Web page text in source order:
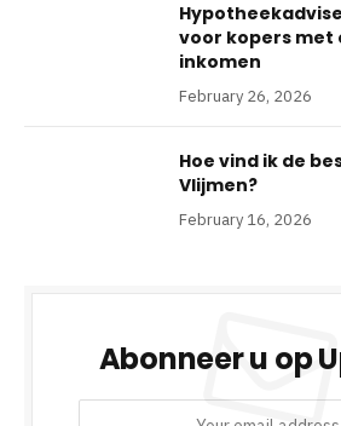
voor kopers
inkomen
February 26, 2026
Hoe vind ik de
Vlijmen?
February 16, 2026
Abonneer u op